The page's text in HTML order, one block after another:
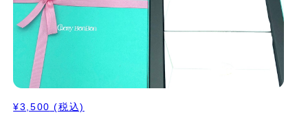
¥3,500 (税込)